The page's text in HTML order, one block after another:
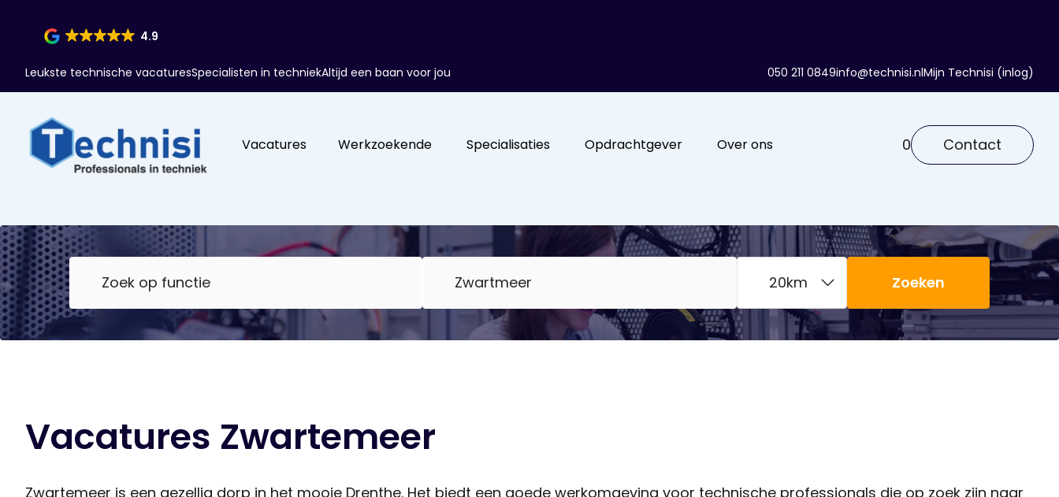
4.9
Leukste technische vacaturesSpecialisten in techniekAltijd een baan voor jou 050 211 0849info@technisi.nlMijn Technisi (inlog)
Vacatures Werkzoekende Specialisaties Opdrachtgever Over ons 0 Contact
Zoeken
Vacatures Zwartemeer
Zwartemeer is een gezellig dorp in het mooie Drenthe. Het biedt een goede werkomgeving voor technische professionals die op zoek zijn naar